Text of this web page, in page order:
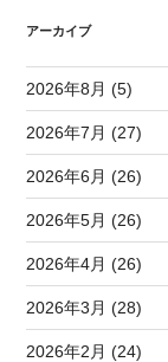
アーカイブ
2026年8月 (5)
2026年7月 (27)
2026年6月 (26)
2026年5月 (26)
2026年4月 (26)
2026年3月 (28)
2026年2月 (24)